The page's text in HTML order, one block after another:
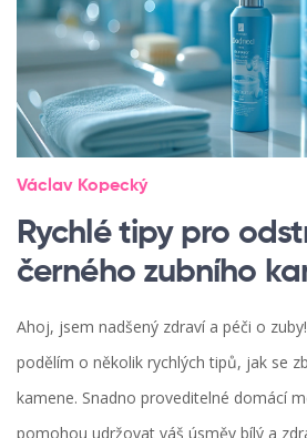
Václav Kopecký
Rychlé tipy pro
černého zubního
Ahoj, jsem nadšený zdraví a péči o
podělím o několik rychlých tipů, jak se
kamene. Snadno proveditelné domácí
pomohou udržovat váš úsměv bílý a